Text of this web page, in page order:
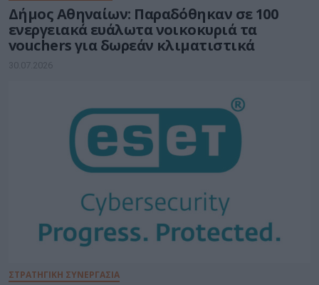
Δήμος Αθηναίων: Παραδόθηκαν σε 100
ενεργειακά ευάλωτα νοικοκυριά τα
vouchers για δωρεάν κλιματιστικά
30.07.2026
ΣΤΡΑΤΗΓΙΚΗ ΣΥΝΕΡΓΑΣΙΑ